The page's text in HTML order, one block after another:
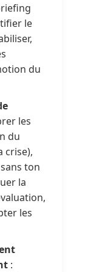
le
du
les
du
crise),
ton
la
les
: